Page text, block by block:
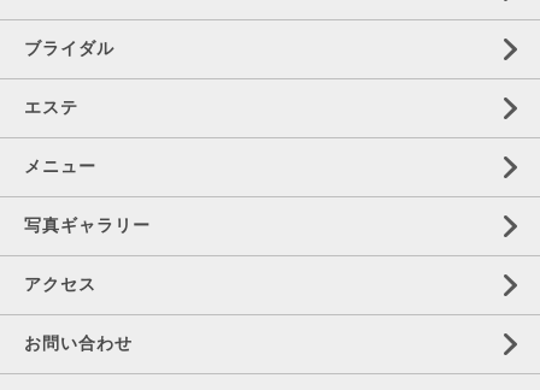
ブライダル
エステ
メニュー
写真ギャラリー
アクセス
お問い合わせ